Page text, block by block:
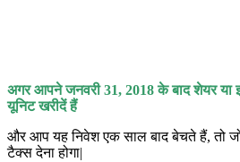
अगर आपने जनवरी 31, 2018 के बाद शेयर या
यूनिट खरीदें हैं
और आप यह निवेश एक साल बाद बेचते हैं, तो
टैक्स देना होगा|